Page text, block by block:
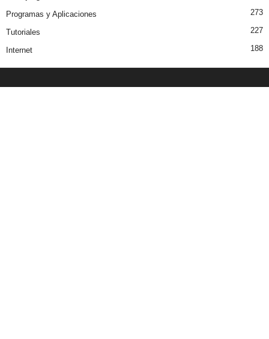
Programas y Aplicaciones 273
Tutoriales 227
Internet 188